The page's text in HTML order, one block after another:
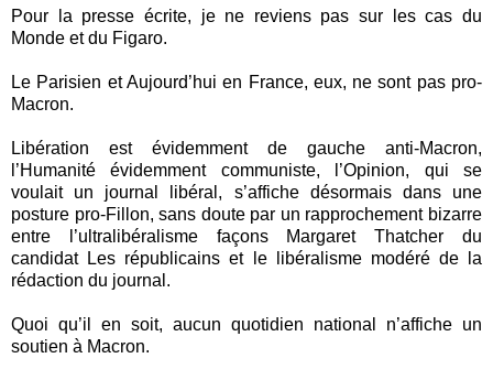
Pour la presse écrite, je ne reviens pas sur les cas du
Monde et du Figaro.
Le Parisien et Aujourd’hui en France, eux, ne sont pas pro-
Macron.
Libération est évidemment de gauche anti-Macron,
l’Humanité évidemment communiste, l’Opinion, qui se
voulait un journal libéral, s’affiche désormais dans une
posture pro-Fillon, sans doute par un rapprochement bizarre
entre l’ultralibéralisme façons Margaret Thatcher du
candidat Les républicains et le libéralisme modéré de la
rédaction du journal.
Quoi qu’il en soit, aucun quotidien national n’affiche un
soutien à Macron.